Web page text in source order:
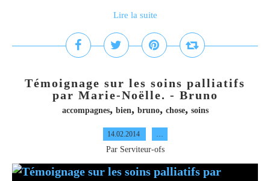
Lire la suite
Témoignage sur les soins palliatifs
par Marie-Noëlle. - Bruno
accompagnes, bien, bruno, chose, soins
14.02.2014 …
Par Serviteur-ofs